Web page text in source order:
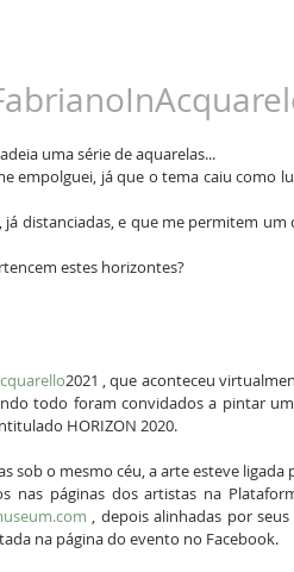
uma série de aquarelas...
empolguei, já que o tema caiu como
já distanciadas, e que me permitem
estes horizontes?
2021 , que aconteceu
todo foram convidados a pintar
HORIZON 2020.
sob o mesmo céu, a arte esteve
nas páginas dos artistas na
, depois alinhadas por
na página do evento no Facebook.